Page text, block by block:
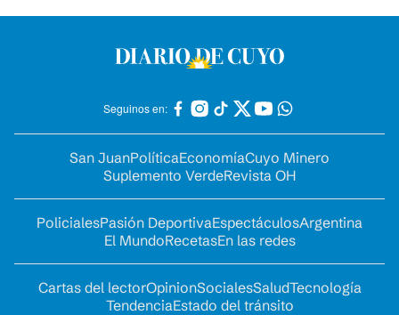
Seguinos en:
San JuanPolíticaEconomíaCuyo Minero
Suplemento VerdeRevista OH
PolicialesPasión DeportivaEspectáculosArgentina
El MundoRecetasEn las redes
Cartas del lectorOpinionSocialesSaludTecnología
TendenciaEstado del tránsito